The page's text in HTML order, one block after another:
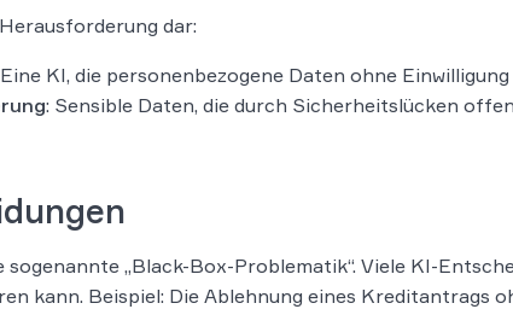
dar:
KI, die personenbezogene Daten ohne
: Sensible Daten, die durch Sicherheitslücken
„Black-Box-Problematik“. Viele KI-
kann. Beispiel: Die Ablehnung eines Kreditantrags